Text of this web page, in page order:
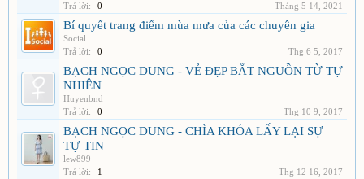
Trả lời:
0 Tháng 5 14, 2021
Bí quyết trang điểm mùa mưa của các chuyên gia
Social
Trả lời:
0 Thg 6 5, 2017
BẠCH NGỌC DUNG - VẺ ĐẸP BẮT NGUỒN TỪ TỰ
NHIÊN
Huyenbnd
Trả lời:
0 Thg 10 9, 2017
BẠCH NGỌC DUNG - CHÌA KHÓA LẤY LẠI SỰ
TỰ TIN
lew899
Trả lời:
1 Thg 12 16, 2017